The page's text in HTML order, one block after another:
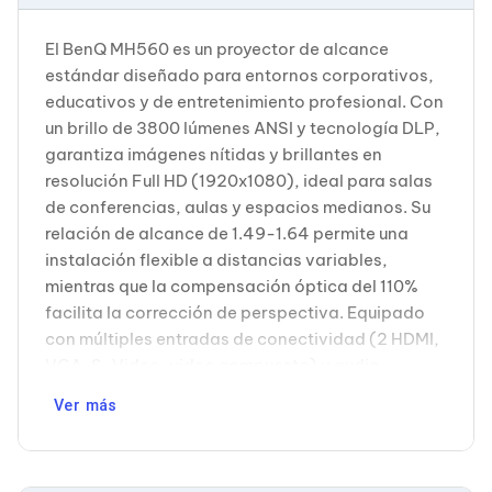
Cableado Estructurado para Servidores
Fuentes de Poder
Enfriamiento para Servidores
Soportes y Paneles
Sistemas Operativos para Servidores
Servidores
Soportes de Datos
Ultrium
Discos Duros / SSD / NAS
Accesorios para Discos Duros
Gabinetes de Discos Duros
Discos Duros Externos
Discos Duros para NAS
Discos Duros para Videovigilancia
Discos Duros para Servidores
Almacenamiento MSA
Discos Duros Internos para Laptop
El BenQ MH560 es un proyector de alcance
estándar diseñado para entornos corporativos,
educativos y de entretenimiento profesional. Con
un brillo de 3800 lúmenes ANSI y tecnología DLP,
garantiza imágenes nítidas y brillantes en
resolución Full HD (1920x1080), ideal para salas
de conferencias, aulas y espacios medianos. Su
relación de alcance de 1.49-1.64 permite una
instalación flexible a distancias variables,
mientras que la compensación óptica del 110%
facilita la corrección de perspectiva. Equipado
con múltiples entradas de conectividad (2 HDMI,
Ver más